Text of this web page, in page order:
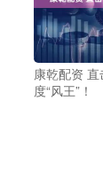
康乾配资
度“风王”！